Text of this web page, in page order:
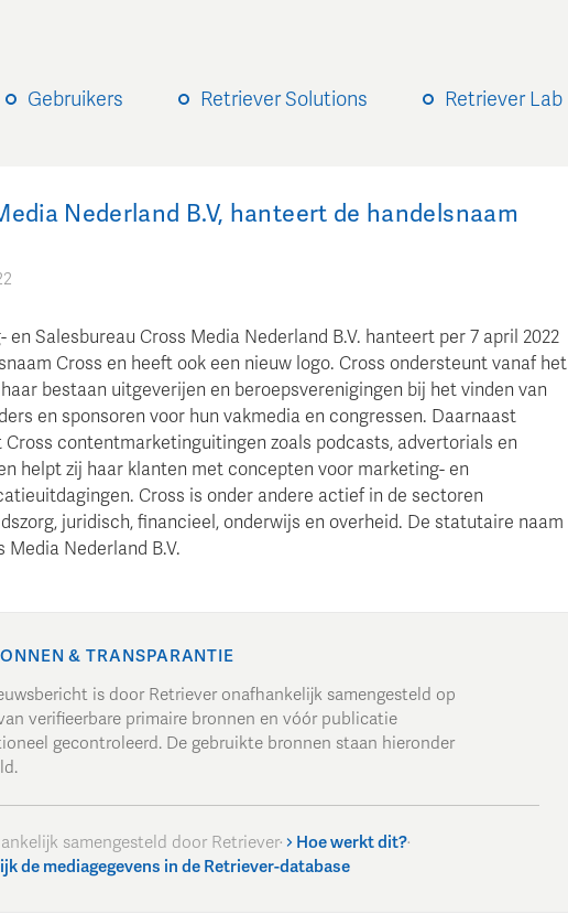
Gebruikers Retriever Solutions Retriever Lab
Nederland B.V, hanteert de handelsnaam
en Salesbureau Cross Media Nederland B.V. hanteert per 7 april 2022
Cross en heeft ook een nieuw logo. Cross ondersteunt vanaf het
bestaan uitgeverijen en beroepsverenigingen bij het vinden van
en sponsoren voor hun vakmedia en congressen. Daarnaast
contentmarketinguitingen zoals podcasts, advertorials en
helpt zij haar klanten met concepten voor marketing- en
Cross is onder andere actief in de sectoren
juridisch, financieel, onderwijs en overheid. De statutaire naam
Media Nederland B.V.
& TRANSPARANTIE
is door Retriever onafhankelijk samengesteld op
verifieerbare primaire bronnen en vóór publicatie
gecontroleerd. De gebruikte bronnen staan hieronder
samengesteld door Retriever· Hoe werkt dit?·
de mediagegevens in de Retriever-database